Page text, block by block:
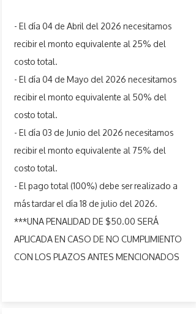
- El día 04 de Abril del 2026 necesitamos
recibir el monto equivalente al 25% del
costo total.
- El día 04 de Mayo del 2026 necesitamos
recibir el monto equivalente al 50% del
costo total.
- El día 03 de Junio del 2026 necesitamos
recibir el monto equivalente al 75% del
costo total.
- El pago total (100%) debe ser realizado a
más tardar el día 18 de julio del 2026.
***UNA PENALIDAD DE $50.00 SERÁ
APLICADA EN CASO DE NO CUMPLIMIENTO
CON LOS PLAZOS ANTES MENCIONADOS